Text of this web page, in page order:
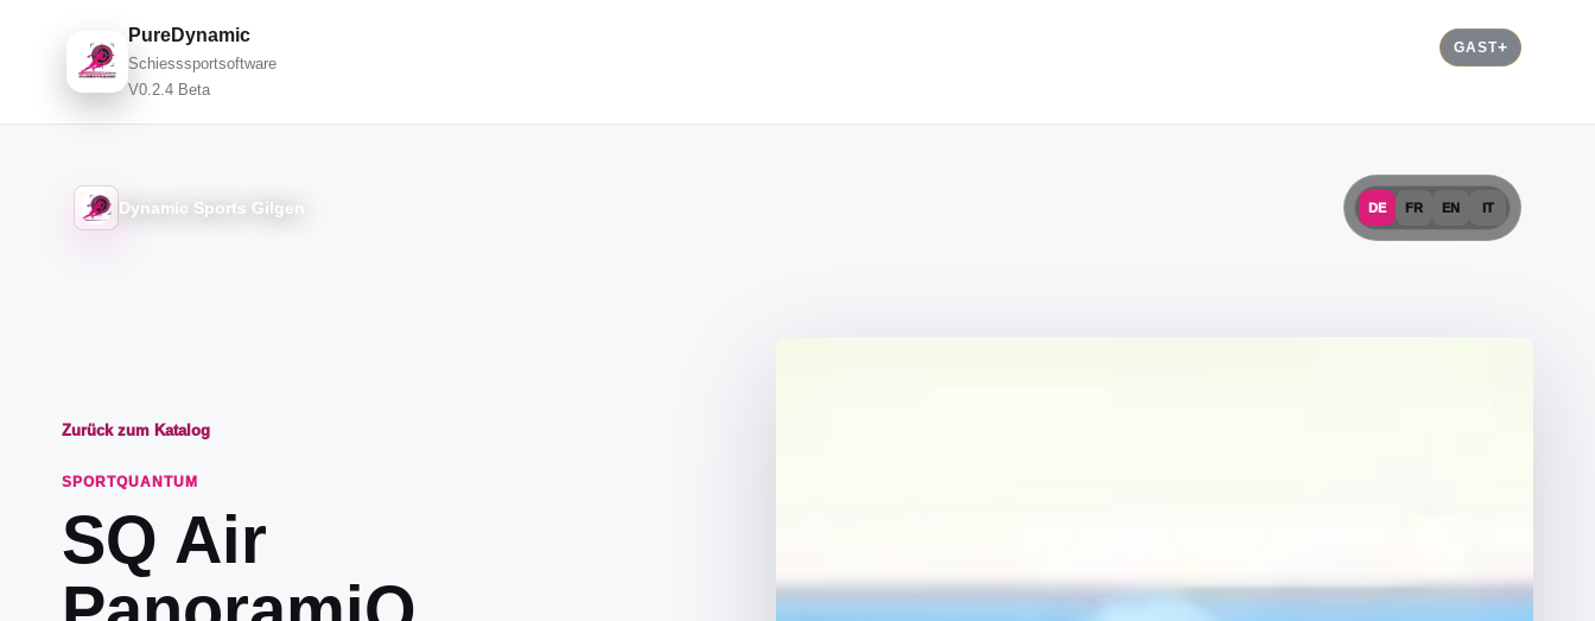
PureDynamic
Schiesssportsoftware
V0.2.4 Beta
GAST
Dynamic Sports Gilgen DE FR EN IT
Zurück zum Katalog
SPORTQUANTUM
SQ Air